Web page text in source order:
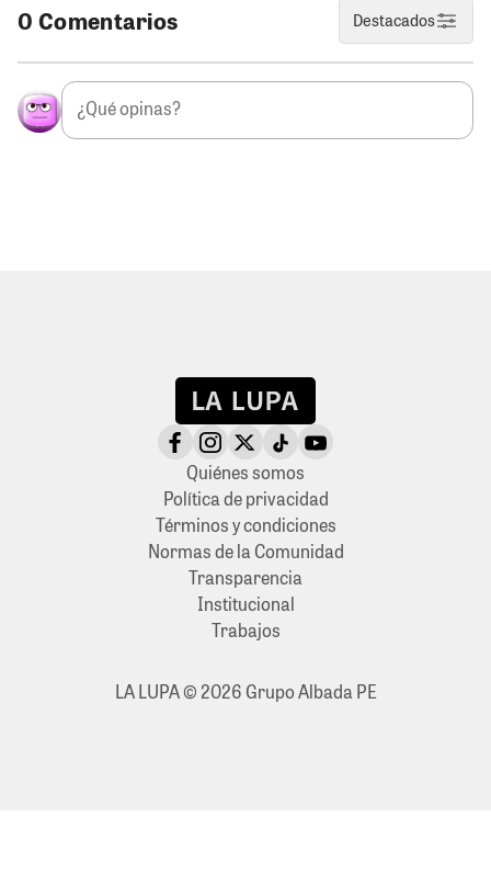
0 Comentarios Destacados
Quiénes somos
Política de privacidad
Términos y condiciones
Normas de la Comunidad
Transparencia
Institucional
Trabajos
LA LUPA © 2026 Grupo Albada PE